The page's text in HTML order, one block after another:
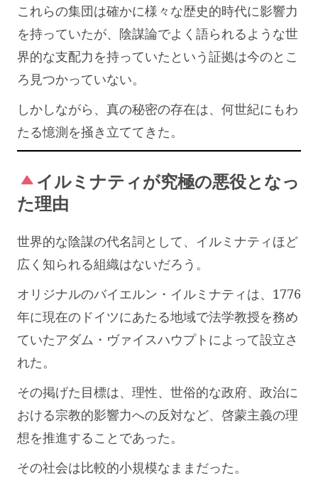
これらの集団は確かに様々な歴史的時代に影響力
を持っていたが、陰謀論でよく語られるような世
界的な支配力を持っていたという証拠は今のとこ
ろ見つかっていない。
しかしながら、真の秘密の存在は、何世紀にもわ
たる憶測を掻き立ててきた。
イルミナティが究極の悪役となっ
た理由
世界的な陰謀の代名詞として、イルミナティほど
広く知られる組織はないだろう。
オリジナルのバイエルン・イルミナティは、1776
年に現在のドイツにあたる地域で法学教授を務め
ていたアダム・ヴァイスハウプトによって設立さ
れた。
その掲げた目標は、理性、世俗的な政府、政治に
おける宗教的影響力への反対など、啓蒙主義の理
想を推進することであった。
その社会は比較的小規模なままだった。